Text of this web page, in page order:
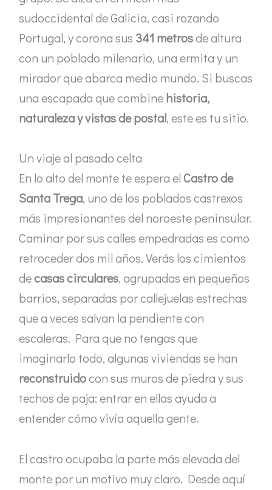
sudoccidental de Galicia, casi rozando
Portugal, y corona sus 341 metrosde altura
con un poblado milenario, una ermita y un
mirador que abarca medio mundo. Si buscas
una escapada que combinehistoria,
naturaleza y vistas de postal, este es tu sitio.
Un viaje al pasado celta
En lo alto del monte te espera elCastro de
Santa Trega, uno de los poblados castrexos
más impresionantes del noroeste peninsular.
Caminar por sus calles empedradas es como
retroceder dos mil años. Verás los cimientos
decasas circulares, agrupadas en pequeños
barrios, separadas por callejuelas estrechas
que a veces salvan la pendiente con
escaleras. Para que no tengas que
imaginarlo todo, algunas viviendas se han
reconstruidocon sus muros de piedra y sus
techos de paja: entrar en ellas ayuda a
entender cómo vivía aquella gente.
El castro ocupaba la parte más elevada del
monte por un motivo muy claro. Desde aquí